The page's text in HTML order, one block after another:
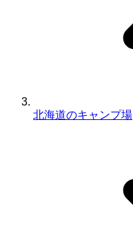
北海道のキャンプ場